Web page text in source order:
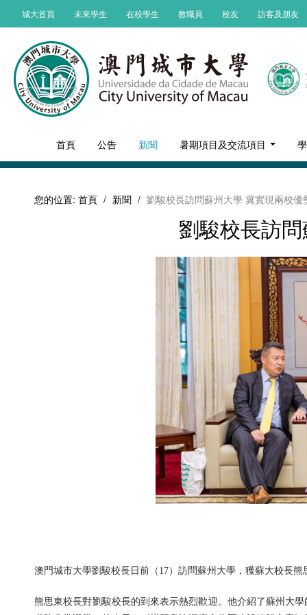
城大首頁 未來學生 在校學生 教職員 校友 訪客及朋友
首頁 公告 新聞 暑期項目及交流項目
您的位置: 首頁 / 新聞 / 劉駿校長訪問蘇州大學 冀實現兩校優
劉駿校長訪
澳門城市大學劉駿校長日前（17）訪問蘇州大學，獲蘇大校長
熊思東校長對劉駿校長的到來表示熱烈歡迎。他介紹了蘇州大